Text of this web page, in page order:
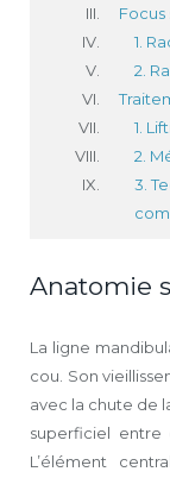
1.
2.
1.
2.
3.
Anatomie
La ligne
cou. Son
avec la chute de
superficiel entre
L’élément